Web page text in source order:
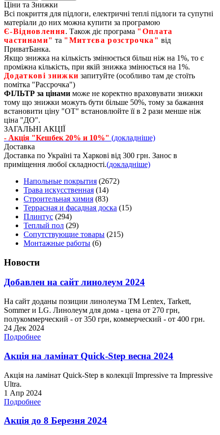
Ціни та Знижки
Всі покриття для підлоги, електричні теплі підлоги та супутні
матеріали до них можна купити за програмою
Є‑Відновлення. Також діє програма "Оплата
частинами" та "Миттєва розстрочка" від
ПриватБанка.
Якщо знижка на кількість змінюється більш ніж на 1%, то є
проміжна кількість, при якій знижка змінюється на 1%.
Додаткові знижки запитуйте (особливо там де стоїть
помітка "Рассрочка")
ФІЛЬТР за цінами може не коректно враховувати знижки
тому що знижки можуть бути більше 50%, тому за бажання
встановити ціну "ОТ" встановлюйте її в 2 рази менше ніж
ціна "ДО".
ЗАГАЛЬНІ АКЦІЇ
- Акція "Кешбек 20% и 10%" (докладніше)
Доставка
Доставка по Україні та Харкові від 300 грн. Занос в
приміщення любої складності.(докладніше)
Напольные покрытия (2672)
Трава искусственная (14)
Строительная химия (83)
Террасная и фасадная доска (15)
Плинтус (294)
Теплый пол (29)
Сопутствующие товары (215)
Монтажные работы (6)
Новости
Добавлен на сайт линолеум 2024
На сайт доданы позиции линолеума ТМ Lentex, Tarkett,
Sommer и LG. Линолеум для дома - цена от 270 грн,
полукоммерческий - от 350 грн, коммерческий - от 400 грн.
24 Дек 2024
Подробнее
Акція на ламінат Quick-Step весна 2024
Акція на ламінат Quick-Step в колекції Impressive та Impressive
Ultra.
1 Апр 2024
Подробнее
Акція до 8 Березня 2024